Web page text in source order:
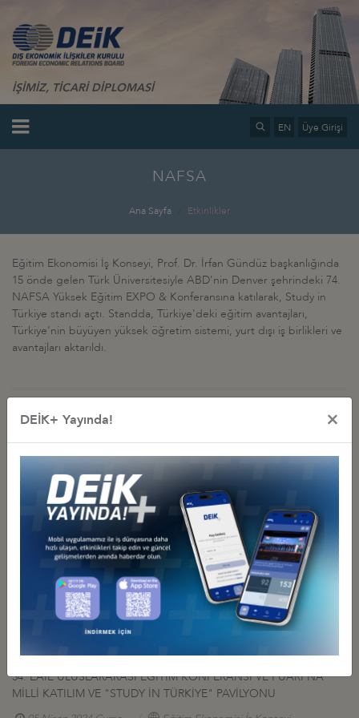
İŞİMİZ, TİCARİ DİPLOMASİ
EN Üye Girişi
NAFSA
Ana Sayfa Etkinlikler
Eğitim Ekonomisi İş Konseyi, Prof. Dr. İrfan Gündüz başkanlığında
15 önde gelen Türk Üniversitesiyle ABD'nin Denver şehrindeki 74.
NAFSA Yüksek Eğitim EXPO & Konferansına katılarak, Study in
Türkiye standı açtı. Standda, Türkiye'deki eğitim avantajları,
Türkiye'nin büyüyen yüksek öğretim sistemi, yurt dışı iş birlikleri ve
avantajları aktarıldı.
İş Konseyi ile Alakalı Diğer Etkinlikler
DEİK/EĞİTİM EKONOMİSİ İŞ KONSEYİ EAIE 2024 TOULOUSE
FUARI’NDA NETWORKİNG YEMEĞİ DÜZENLEDİ
19 Eylül 2024 Perşembe Eğitim Ekonomisi İş Konseyi
EAIE 2024 ULUSLARARASI EĞİTİM KONFERANSI VE FUARI MİLLİ
KATILIM ORGANİZASYONU, TOULOUSE
24 Mayıs 2024 Cuma Eğitim Ekonomisi İş Konseyi
EĞİTİM ALANINDA AB FON FIRSATLARI TOPLANTISI
34. EAIE ULUSLARARASI EĞİTİM KONFERANSI VE FUARI'NA
MİLLİ KATILIM VE "STUDY İN TÜRKİYE" PAVİLYONU
DEİK+ Yayında! ×